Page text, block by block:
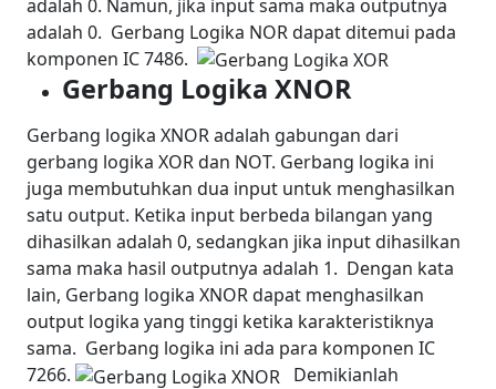
adalah 0. Namun, jika input sama maka outputnya
adalah 0. Gerbang Logika NOR dapat ditemui pada
komponen IC 7486.
Gerbang Logika XNOR
Gerbang logika XNOR adalah gabungan dari
gerbang logika XOR dan NOT. Gerbang logika ini
juga membutuhkan dua input untuk menghasilkan
satu output. Ketika input berbeda bilangan yang
dihasilkan adalah 0, sedangkan jika input dihasilkan
sama maka hasil outputnya adalah 1. Dengan kata
lain, Gerbang logika XNOR dapat menghasilkan
output logika yang tinggi ketika karakteristiknya
sama. Gerbang logika ini ada para komponen IC
7266.
Demikianlah